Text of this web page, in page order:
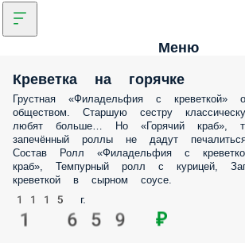
Меню
Креветка на горячке
Грустная «Филадельфия с креветкой»
обществом. Старшую сестру
любят больше… Но «Горячий краб»,
запечённый роллы не дадут
Состав Ролл «Филадельфия с
краб», Темпурный ролл с курицей,
креветкой в сырном соусе.
1115 г.
1 659 ₽